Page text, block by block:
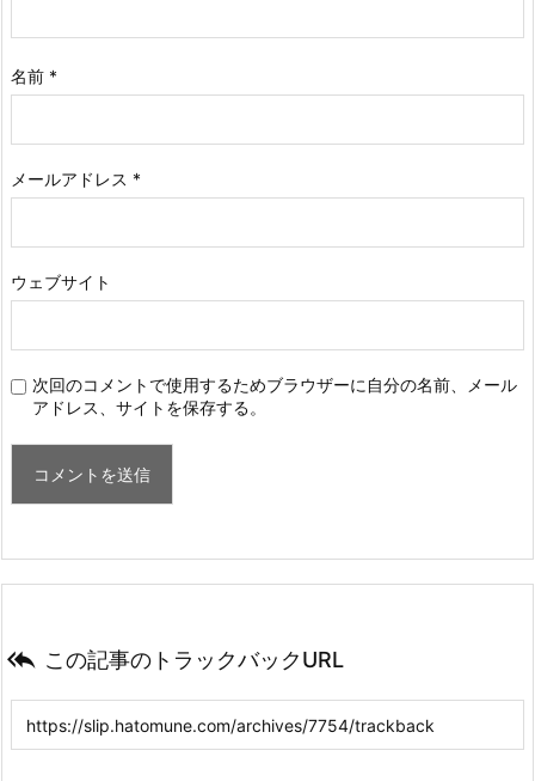
名前 *
メールアドレス *
ウェブサイト
次回のコメントで使用するためブラウザーに自分の名前、メール
アドレス、サイトを保存する。
 この記事のトラックバックURL